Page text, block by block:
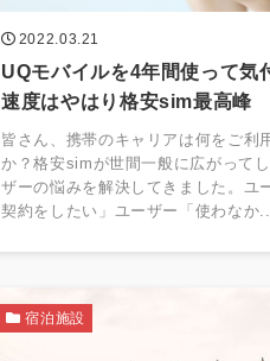
2022.03.21
UQモバイルを4年間使って気
速度はやはり格安sim最高峰
皆さん、携帯のキャリアは何をご利
か？格安simが世間一般に広がって
ザーの悩みを解決してきました。ユ
契約をしたい」ユーザー「使わなか...
宿泊施設